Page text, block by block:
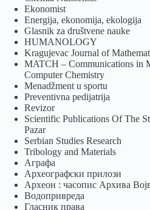
Ekonomist
Energija, ekonomija, ekologija
Glasnik za društvene nauke
HUMANOLOGY
Kragujevac Journal of
MATCH – Communications in
Computer Chemistry
Menadžment u sportu
Preventivna pedijatrija
Revizor
Scientific Publications Of The
Pazar
Serbian Studies Research
Tribology and Materials
Аграфа
Археографски прилози
Археон : часопис Архива
Водопривреда
Гласник права